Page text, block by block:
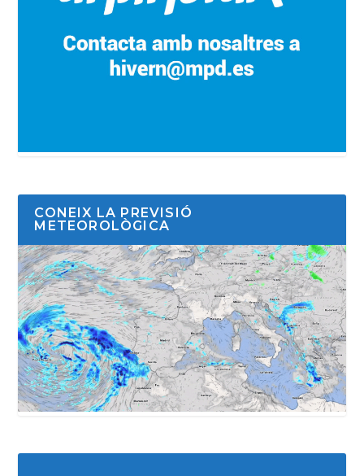
CONEIX LA PREVISIÓ
METEOROLÒGICA